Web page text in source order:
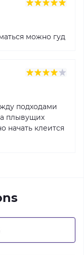
можно гуд
подходами
плывущих
начать клеится